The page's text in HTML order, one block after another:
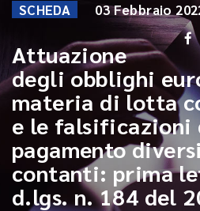
SCHEDA 03 Febbraio
Attuazione
degli obblighi
materia di lotta
e le falsificazioni
pagamento
contanti: prima
d.lgs. n. 184 del